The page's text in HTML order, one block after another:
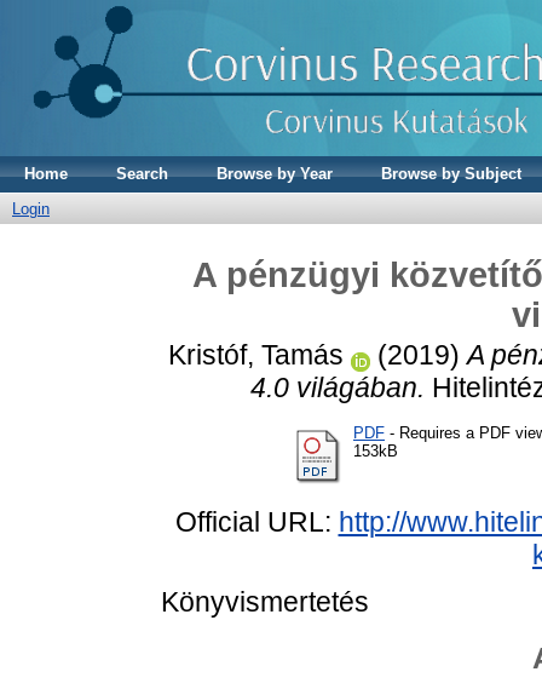
Home Search Browse by Year
Browse by Subject
Login
A pénzügyi
Kristóf, Tamás (2019)A
4.0 világában.
PDF - Requires a PDF
153kB
Official URL: http://
Könyvismertetés